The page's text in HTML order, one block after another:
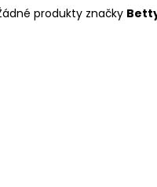
produkty značky